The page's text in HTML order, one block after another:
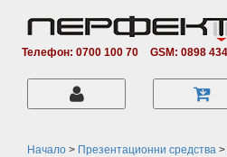
Телефон: 0700 100 70 GSM: 0898
Начало > Презентационни средства >